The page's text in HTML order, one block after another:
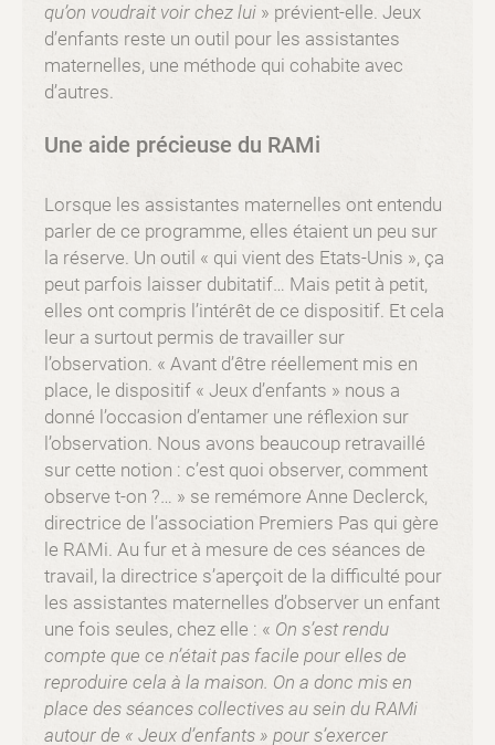
qu’on voudrait voir chez lui » prévient-elle. Jeux
d’enfants reste un outil pour les assistantes
maternelles, une méthode qui cohabite avec
d’autres.
Une aide précieuse du RAMi
Lorsque les assistantes maternelles ont entendu
parler de ce programme, elles étaient un peu sur
la réserve. Un outil « qui vient des Etats-Unis », ça
peut parfois laisser dubitatif… Mais petit à petit,
elles ont compris l’intérêt de ce dispositif. Et cela
leur a surtout permis de travailler sur
l’observation. « Avant d’être réellement mis en
place, le dispositif « Jeux d’enfants » nous a
donné l’occasion d’entamer une réflexion sur
l’observation. Nous avons beaucoup retravaillé
sur cette notion : c’est quoi observer, comment
observe t-on ?… » se remémore Anne Declerck,
directrice de l’association Premiers Pas qui gère
le RAMi. Au fur et à mesure de ces séances de
travail, la directrice s’aperçoit de la difficulté pour
les assistantes maternelles d’observer un enfant
une fois seules, chez elle : « On s’est rendu
compte que ce n’était pas facile pour elles de
reproduire cela à la maison. On a donc mis en
place des séances collectives au sein du RAMi
autour de « Jeux d’enfants » pour s’exercer